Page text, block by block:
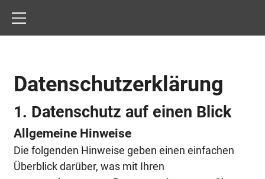
Datenschutz­erklärung
1. Datenschutz auf einen Blick
Allgemeine Hinweise
Die folgenden Hinweise geben einen einfachen
Überblick darüber, was mit Ihren